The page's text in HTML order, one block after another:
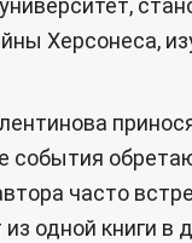
Херсонеса,
события
часто
одной книги в